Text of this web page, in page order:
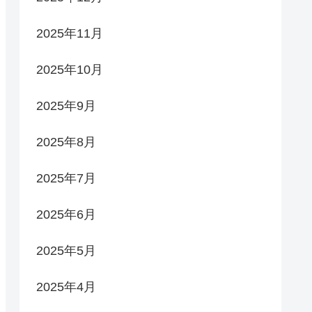
2025年11月
2025年10月
2025年9月
2025年8月
2025年7月
2025年6月
2025年5月
2025年4月